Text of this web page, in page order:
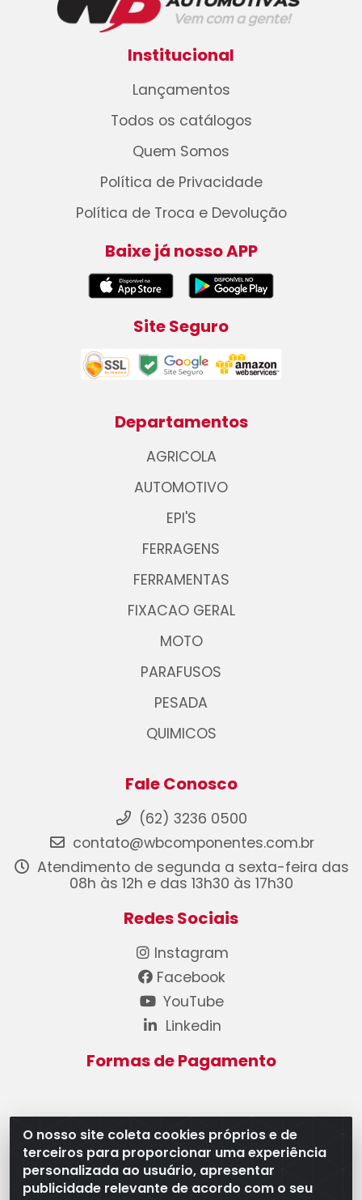
O nosso site coleta cookies próprios e de
terceiros para proporcionar uma experiência
personalizada ao usuário, apresentar
publicidade relevante de acordo com o seu
Institucional
Lançamentos
Todos os catálogos
Quem Somos
Política de Privacidade
Política de Troca e Devolução
Baixe já nosso APP
Site Seguro
Departamentos
AGRICOLA
AUTOMOTIVO
EPI'S
FERRAGENS
FERRAMENTAS
FIXACAO GERAL
MOTO
PARAFUSOS
PESADA
QUIMICOS
Fale Conosco
(62) 3236 0500
contato@wbcomponentes.com.br
Atendimento de segunda a sexta-feira das
08h às 12h e das 13h30 às 17h30
Redes Sociais
Instagram
Facebook
YouTube
Linkedin
Formas de Pagamento
WB Componentes Automotivos LTDA - CNPJ
08.528.393/0001-12 - Rua do Níquel, 667 - Parque
Oeste Industrial, Goiânia/GO - CEP 74375-660